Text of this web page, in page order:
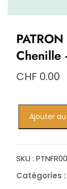
Chenille
CHF 0.00
GRATUIT
–
Oscar
Ajouter
SKU :
Catégories :